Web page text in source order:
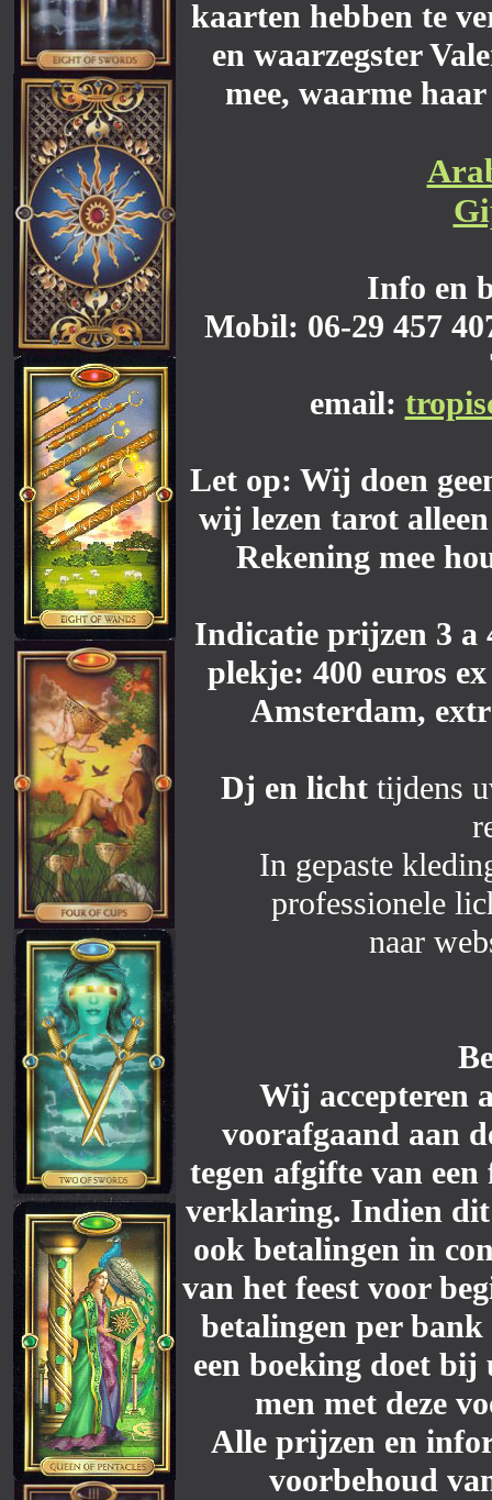
kaarten hebben te
en waarzegster
mee, waarme
Info en
Mobil: 06-29 457
email:
Let op: Wij doen
wij lezen tarot
Rekening mee
Indicatie prijzen 3 a
plekje: 400 euros
Amsterdam,
Dj en lichttijdens
In gepaste
professionele
naar
Wij accepteren
voorafgaand aan
tegen afgifte van
verklaring. Indien
ook betalingen in
van het feest voor
betalingen per
een boeking doet bij
men met deze
Alle prijzen en
voorbehoud